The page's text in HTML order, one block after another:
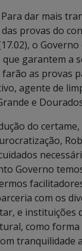
dar mais
provas do
o
que garantem a
farão as provas
agente de
e
do
Governo
com os
e instituições
como
tranquilidade